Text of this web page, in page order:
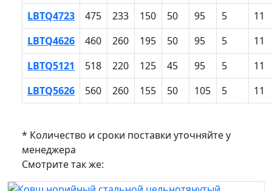
LBTQ4723
475 233 150 50 95 5
11
LBTQ4626
460 260 195 50 95 5
11
LBTQ5121
518 220 125 45 95 5
11
LBTQ5626
560 260 155 50 105 5 11
* Количество и сроки поставки уточняйте у
менеджера
Смотрите так же: